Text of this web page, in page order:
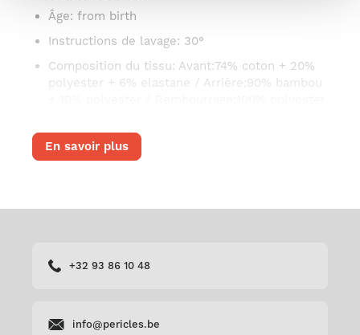
Âge: from birth
Instructions de lavage: 30°
Composition du tissu: Avant:74% coton + 20%
polyester + 6% elastane / Arrière:90% bambou
En savoir plus
+32 93 86 10 48
info@pericles.be